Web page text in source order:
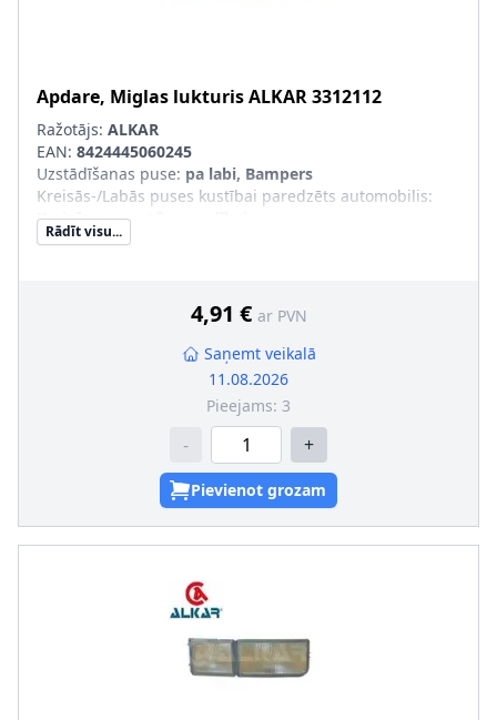
Apdare, Miglas lukturisALKAR3312112
Ražotājs: ALKAR
EAN: 8424445060245
Uzstādīšanas puse: pa labi, Bampers
Kreisās-/Labās puses kustībai paredzēts automobilis:
Kreisāspuses stūres vadībai
Papildus artikuls/Papildus informācija
Rādīt visu...
4,91 € ar PVN
Saņemt veikalā
11.08.2026
Pieejams: 3
- +
Pievienot grozam